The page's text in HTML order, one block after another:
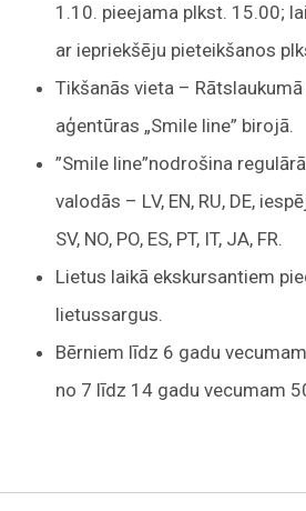
1.10. pieejama plkst. 15.00;
ar iepriekšēju pieteikšanos
Tikšanās vieta –
aģentūras „Smile line” birojā.
”Smile line”nodrošina
valodās – LV, EN, RU, DE,
SV, NO, PO, ES, PT, IT, JA, FR.
Lietus laikā ekskursantiem
lietussargus.
Bērniem līdz 6 gadu
no 7 līdz 14 gadu vecumam